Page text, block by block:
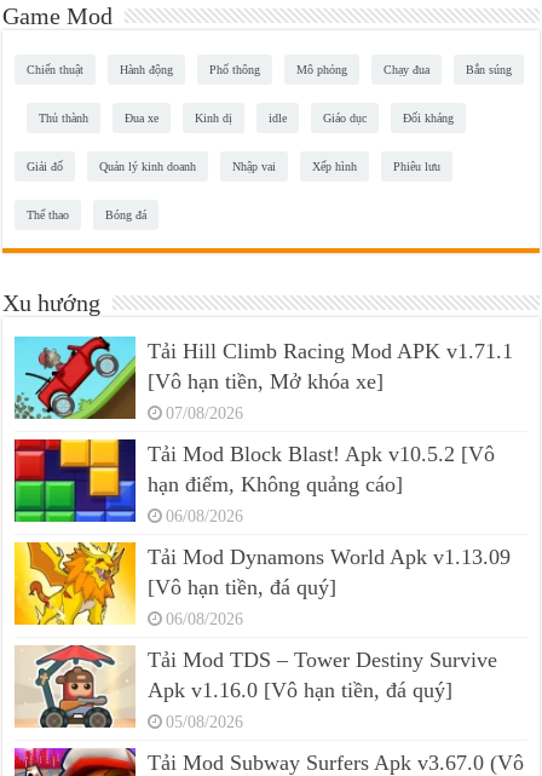
Game Mod
Chiến thuật Hành động Phổ thông Mô phỏng Chạy đua Bắn súng
Thủ thành Đua xe Kinh dị idle Giáo dục Đối kháng
Giải đố Quản lý kinh doanh Nhập vai Xếp hình Phiêu lưu
Thể thao Bóng đá
Xu hướng
Tải Hill Climb Racing Mod APK v1.71.1
[Vô hạn tiền, Mở khóa xe]
07/08/2026
Tải Mod Block Blast! Apk v10.5.2 [Vô
hạn điểm, Không quảng cáo]
06/08/2026
Tải Mod Dynamons World Apk v1.13.09
[Vô hạn tiền, đá quý]
06/08/2026
Tải Mod TDS – Tower Destiny Survive
Apk v1.16.0 [Vô hạn tiền, đá quý]
05/08/2026
Tải Mod Subway Surfers Apk v3.67.0 (Vô